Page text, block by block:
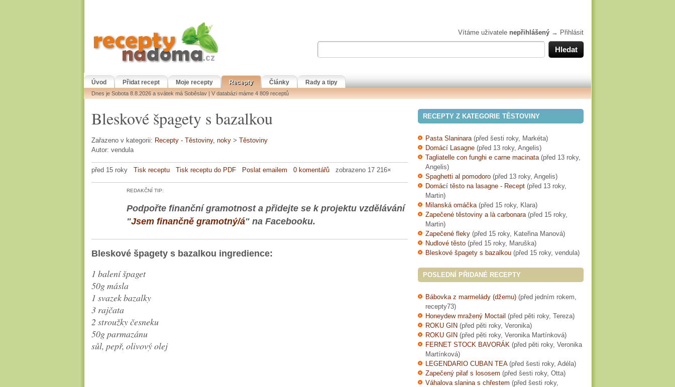
Vítáme uživatele nepřihlášený → Přihlásit
Úvod Přidat recept Moje recepty Recepty Články Rady a tipy
Dnes je Sobota 8.8.2026 a svátek má Soběslav | V databázi máme 4 809 receptů
Bleskové špagety s bazalkou
Zařazeno v kategorii: Recepty - Těstoviny, noky > Těstoviny
Autor: vendula
před 15 roky Tisk receptu Tisk receptu do PDF Poslat emailem 0 komentářů zobrazeno 17 216×
REDAKČNÍ TIP:
Podpořte finanční gramotnost a přidejte se k projektu vzdělávání
"Jsem finančně gramotný/á" na Facebooku.
Bleskové špagety s bazalkou ingredience:
1 balení špaget
50g másla
1 svazek bazalky
3 rajčata
2 stroužky česneku
50g parmazánu
sůl, pepř, olivový olej
RECEPTY Z KATEGORIE TĚSTOVINY
Pasta Slaninara(před šesti roky, Markéta)
Domácí Lasagne (před 13 roky, Angelis)
Tagliatelle con funghi e carne macinata(před 13 roky,
Angelis)
Spaghetti al pomodoro (před 13 roky, Angelis)
Domácí těsto na lasagne - Recept (před 13 roky,
Martin)
Milanská omáčka(před 15 roky, Klara)
Zapečené těstoviny a là carbonara(před 15 roky,
Martin)
Zapečené fleky (před 15 roky, Kateřina Manová)
Nudlové těsto (před 15 roky, Maruška)
Bleskové špagety s bazalkou (před 15 roky, vendula)
POSLEDNÍ PŘIDANÉ RECEPTY
Bábovka z marmelády (džemu) (před jedním rokem,
recepty73)
Honeydew mražený Moctail (před pěti roky, Tereza)
ROKU GIN (před pěti roky, Veronika)
ROKU GIN (před pěti roky, Veronika Martínková)
FERNET STOCK BAVORÁK (před pěti roky, Veronika
Martínková)
LEGENDARIO CUBAN TEA(před šesti roky, Adéla)
Zapečený pilaf s lososem (před šesti roky, Otta)
Váhalova slanina s chřestem (před šesti roky,